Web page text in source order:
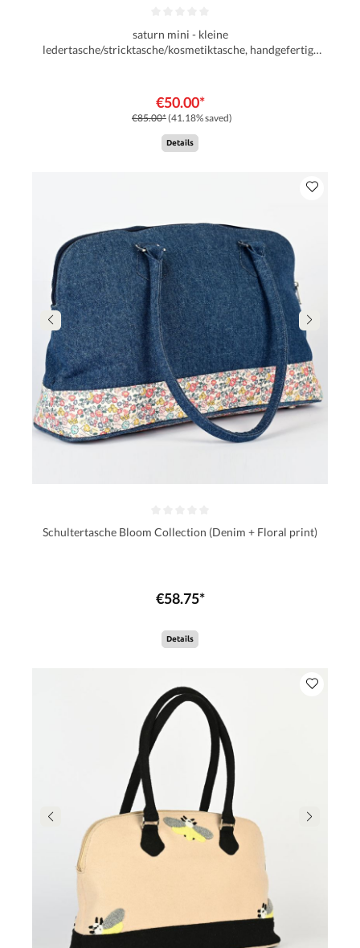
saturn mini - kleine
ledertasche/stricktasche/kosmetiktasche, handgefertigt
€50.00*
€85.00*(41.18% saved)
Details
Schultertasche Bloom Collection (Denim + Floral print)
€58.75*
Details